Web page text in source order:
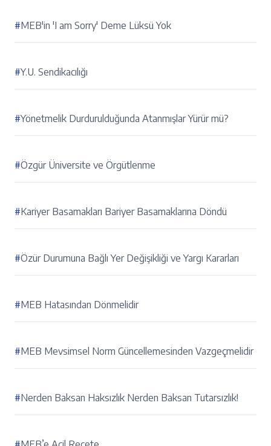
#MEB'in 'I am Sorry' Deme Lüksü Yok
#Y.U. Sendikacılığı
#Yönetmelik Durdurulduğunda Atanmışlar Yürür mü?
#Özgür Üniversite ve Örgütlenme
#Kariyer Basamakları Bariyer Basamaklarına Döndü
#Özür Durumuna Bağlı Yer Değişikliği ve Yargı Kararları
#MEB Hatasından Dönmelidir
#MEB Mevsimsel Norm Güncellemesinden Vazgeçmelidir
#Nerden Baksan Haksızlık Nerden Baksan Tutarsızlık!